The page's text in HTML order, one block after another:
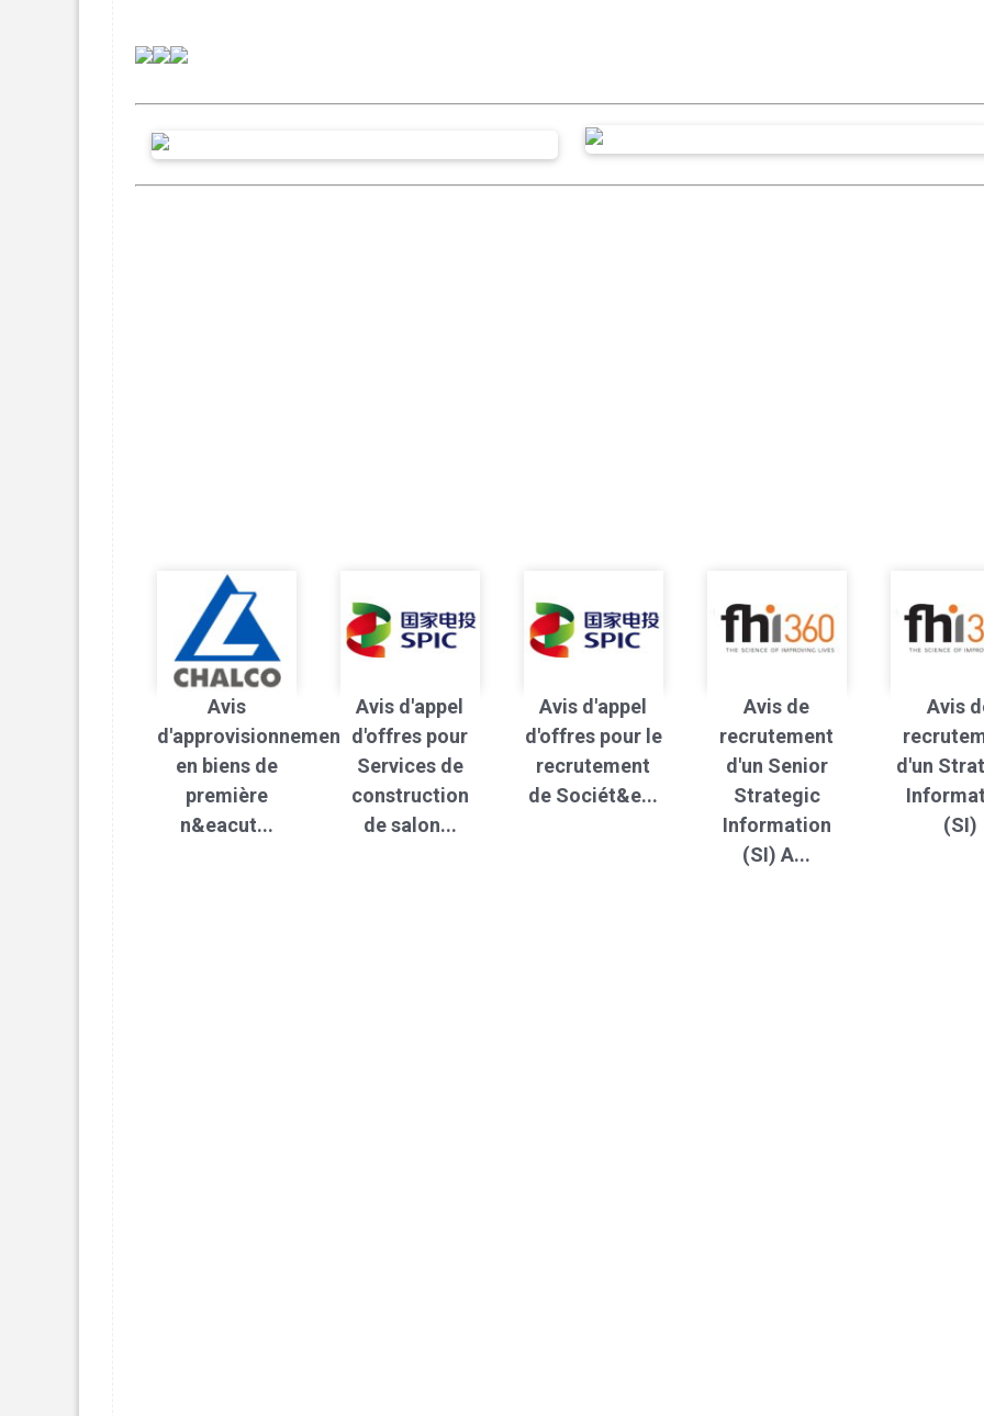
Avis
d'approvisionnement
en biens de
première
n&eacut...
Avis d'appel
d'offres pour
Services de
construction
de salon...
Avis d'appel
d'offres pour le
recrutement
de Sociét&e...
Avis de
recrutement
d'un Senior
Strategic
Information
(SI) A...
Avis
d'un
(SI)